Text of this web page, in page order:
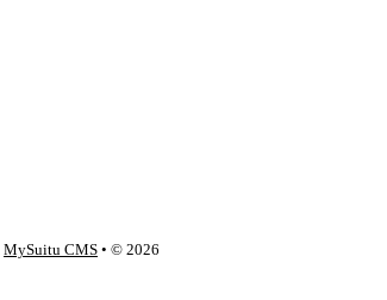
MySuitu CMS • © 2026